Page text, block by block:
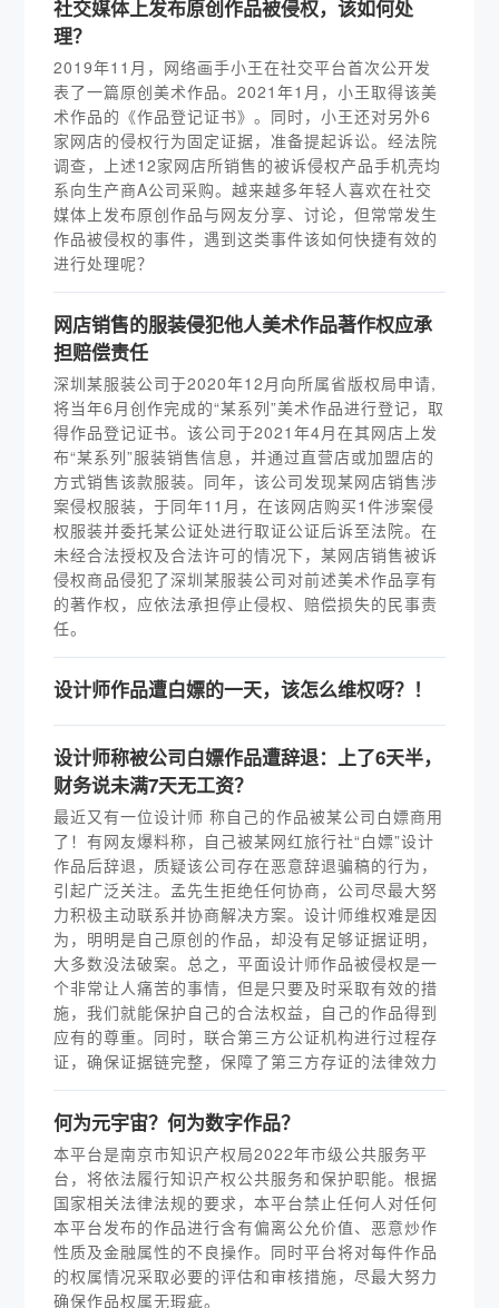
社交媒体上发布原创作品被侵权，该如何处
理？
2019年11月，网络画手小王在社交平台首次公开发
表了一篇原创美术作品。2021年1月，小王取得该美
术作品的《作品登记证书》。同时，小王还对另外6
家网店的侵权行为固定证据，准备提起诉讼。经法院
调查，上述12家网店所销售的被诉侵权产品手机壳均
系向生产商A公司采购。越来越多年轻人喜欢在社交
媒体上发布原创作品与网友分享、讨论，但常常发生
作品被侵权的事件，遇到这类事件该如何快捷有效的
进行处理呢？
网店销售的服装侵犯他人美术作品著作权应承
担赔偿责任
深圳某服装公司于2020年12月向所属省版权局申请,
将当年6月创作完成的“某系列”美术作品进行登记，取
得作品登记证书。该公司于2021年4月在其网店上发
布“某系列”服装销售信息，并通过直营店或加盟店的
方式销售该款服装。同年，该公司发现某网店销售涉
案侵权服装，于同年11月，在该网店购买1件涉案侵
权服装并委托某公证处进行取证公证后诉至法院。在
未经合法授权及合法许可的情况下，某网店销售被诉
侵权商品侵犯了深圳某服装公司对前述美术作品享有
的著作权，应依法承担停止侵权、赔偿损失的民事责
任。
设计师作品遭白嫖的一天，该怎么维权呀？！
设计师称被公司白嫖作品遭辞退：上了6天半，
财务说未满7天无工资？
最近又有一位设计师 称自己的作品被某公司白嫖商用
了！有网友爆料称，自己被某网红旅行社“白嫖”设计
作品后辞退，质疑该公司存在恶意辞退骗稿的行为，
引起广泛关注。孟先生拒绝任何协商，公司尽最大努
力积极主动联系并协商解决方案。设计师维权难是因
为，明明是自己原创的作品，却没有足够证据证明，
大多数没法破案。总之，平面设计师作品被侵权是一
个非常让人痛苦的事情，但是只要及时采取有效的措
施，我们就能保护自己的合法权益，自己的作品得到
应有的尊重。同时，联合第三方公证机构进行过程存
证，确保证据链完整，保障了第三方存证的法律效力
何为元宇宙？何为数字作品？
本平台是南京市知识产权局2022年市级公共服务平
台，将依法履行知识产权公共服务和保护职能。根据
国家相关法律法规的要求，本平台禁止任何人对任何
本平台发布的作品进行含有偏离公允价值、恶意炒作
性质及金融属性的不良操作。同时平台将对每件作品
的权属情况采取必要的评估和审核措施，尽最大努力
确保作品权属无瑕疵。